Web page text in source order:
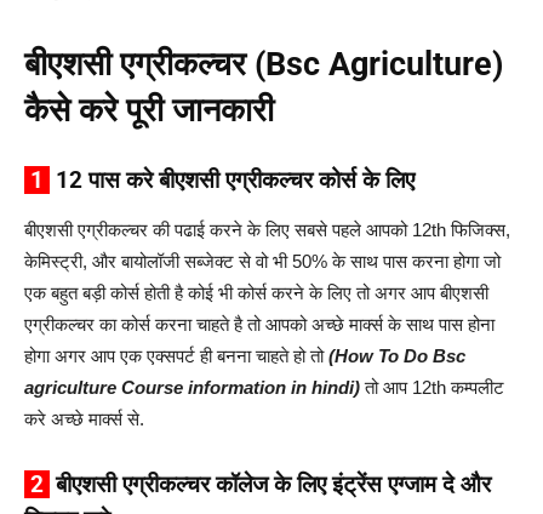
बीएशसी एग्रीकल्चर (Bsc Agriculture)
कैसे करे पूरी जानकारी
1 12 पास करे बीएशसी एग्रीकल्चर कोर्स के लिए
बीएशसी एग्रीकल्चर की पढाई करने के लिए सबसे पहले आपको 12th फिजिक्स,
केमिस्ट्री, और बायोलॉजी सब्जेक्ट से वो भी 50% के साथ पास करना होगा जो
एक बहुत बड़ी कोर्स होती है कोई भी कोर्स करने के लिए तो अगर आप बीएशसी
एग्रीकल्चर का कोर्स करना चाहते है तो आपको अच्छे मार्क्स के साथ पास होना
होगा अगर आप एक एक्सपर्ट ही बनना चाहते हो तो(How To Do Bsc
agriculture Course information in hindi)तो आप 12th कम्पलीट
करे अच्छे मार्क्स से.
2 बीएशसी एग्रीकल्चर कॉलेज के लिए इंट्रेंस एग्जाम दे और